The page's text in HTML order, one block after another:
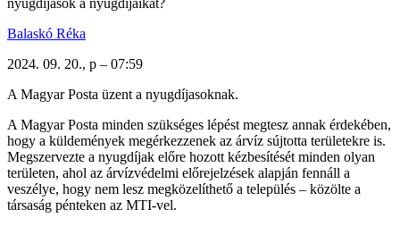
Balaskó Réka
2024. 09. 20., p – 07:59
A Magyar Posta üzent a nyugdíjasoknak.
A Magyar Posta minden szükséges lépést megtesz annak érdekében,
hogy a küldemények megérkezzenek az árvíz sújtotta területekre is.
Megszervezte a nyugdíjak előre hozott kézbesítését minden olyan
területen, ahol az árvízvédelmi előrejelzések alapján fennáll a
veszélye, hogy nem lesz megközelíthető a település – közölte a
társaság pénteken az MTI-vel.